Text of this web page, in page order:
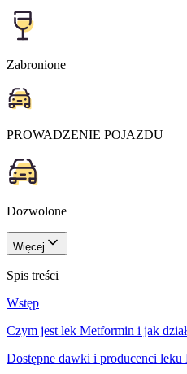
Zabronione
PROWADZENIE POJAZDU
Dozwolone
Więcej
Spis treści
Wstęp
Czym jest lek Metformin i jak
Dostępne dawki i producenci leku